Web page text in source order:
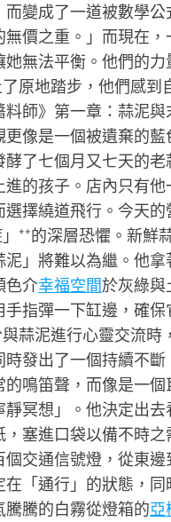
變成了一道被數學公
價之重。」而現在
無法平衡。他們的
原地踏步，他們感到
師》第一章：蒜泥
像是一個被遺棄的
了七個月又七天的
的孩子。店內只有
擇繞道飛行。今天
**的深層恐懼。新鮮
」將難以為繼。他
色介幸福空間於灰綠
指彈一下缸邊，確
蒜泥進行心靈交流時
發出了一個持續不
鳴笛聲，而像是一個
冥想」。他決定出
塞進口袋以備不時
交通信號燈，從東
「通行」的狀態，
騰的白霧從燈箱的亞